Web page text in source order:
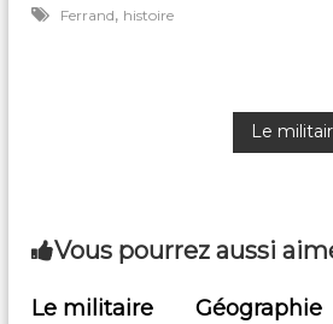
Ferrand, histoire
v
i
Le
Vous pourrez aussi
Le militaire
Géographie